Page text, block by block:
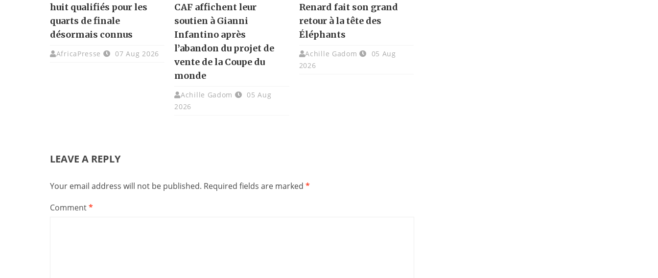
huit qualifiés pour les
quarts de finale
désormais connus
AfricaPresse 07 Aug 2026
CAF affichent leur
soutien à Gianni
Infantino après
l’abandon du projet de
vente de la Coupe du
monde
Achille Gadom
05 Aug
2026
Renard fait son grand
retour à la tête des
Éléphants
Achille Gadom
05 Aug
2026
LEAVE A REPLY
Your email address will not be published. Required fields are marked *
Comment*